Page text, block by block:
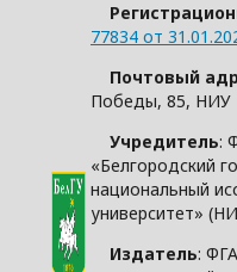
77834 от
Почтовый
Победы, 85, НИУ
Учредитель:
«Белгородский
национальный
университет»
Издатель: